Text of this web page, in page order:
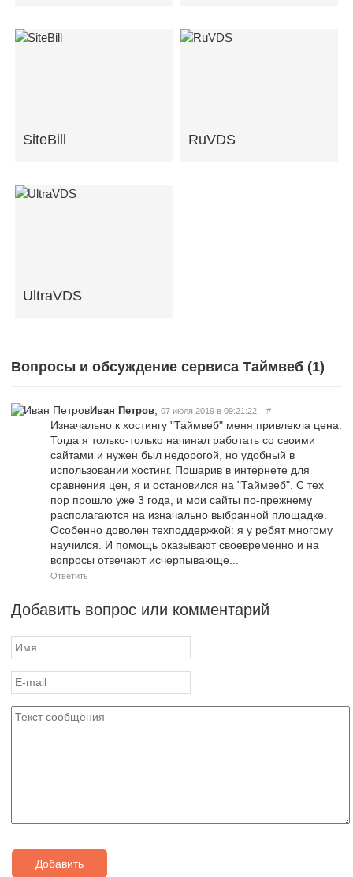
SiteBill RuVDS
UltraVDS
Вопросы и обсуждение сервиса Таймвеб (1)
Иван Петров 07 июля 2019 в 09:21:22 #
Изначально к хостингу "Таймвеб" меня привлекла цена.
Тогда я только-только начинал работать со своими
сайтами и нужен был недорогой, но удобный в
использовании хостинг. Пошарив в интернете для
сравнения цен, я и остановился на "Таймвеб". С тех
пор прошло уже 3 года, и мои сайты по-прежнему
располагаются на изначально выбранной площадке.
Особенно доволен техподдержкой: я у ребят многому
научился. И помощь оказывают своевременно и на
вопросы отвечают исчерпывающе...
Ответить
Добавить вопрос или комментарий
Добавить